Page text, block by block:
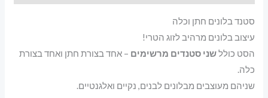
סטנד בלונים חתן וכלה
עיצוב בלונים מרהיב לזוג הטרי!
הסט כוללשני סטנדים מרשימים – אחד בצורת חתן ואחד בצורת
כלה.
שניהם מעוצבים מבלונים לבנים, נקיים ואלגנטיים.